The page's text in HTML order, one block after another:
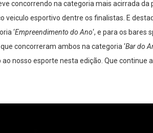
concorrendo na categoria mais acirrada da
veiculo esportivo dentre os finalistas. E
‘Empreendimento do Ano‘, e para os bares
que concorreram ambos na categoria ‘Bar do
nosso esporte nesta edição. Que continue